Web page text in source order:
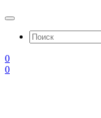
0
0